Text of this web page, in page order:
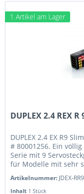
1 Artikel am Lager
DUPLEX 2.4 REX
DUPLEX 2.4 EX R9
# 80001256. Ein
Serie mit 9
für Modelle mit sehr
Artikelnummer: JDEX-
Inhalt 1 Stück